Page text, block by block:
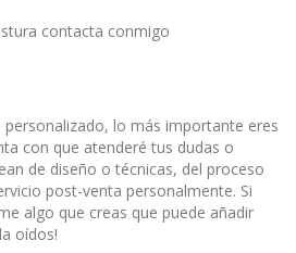
lo más importante eres
con que atenderé tus dudas o
de diseño o técnicas, del proceso
post-venta personalmente. Si
algo que creas que puede añadir
oídos!